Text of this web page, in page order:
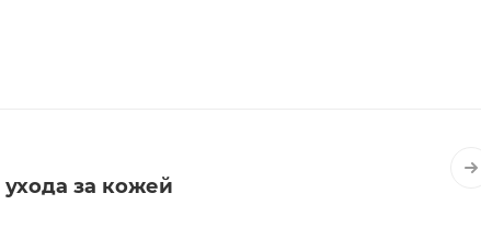
гидробаланс, благодаря чему повышается
и избавляет от неровностей, оказывает
придает коже намного более
за кожей